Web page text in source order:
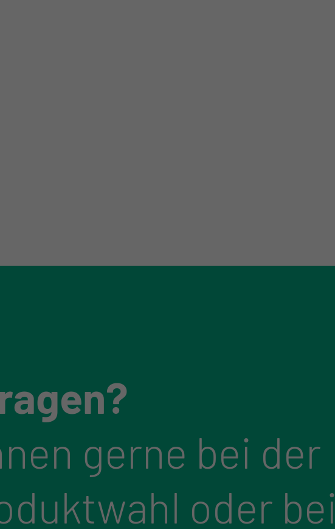
gerne bei der
oder bei